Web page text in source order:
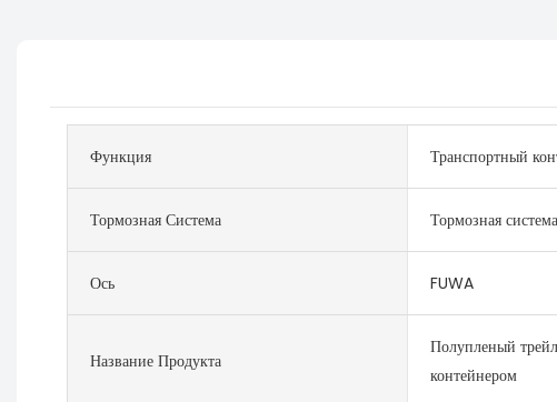
Функция Транспортный
Тормозная Система Тормозная система
Ось FUWA
Название Продукта
Полупленый
контейнером